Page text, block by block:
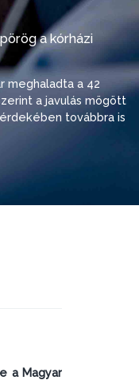
a kórházi
meghaladta a 42
a javulás mögött
továbbra is
a Magyar